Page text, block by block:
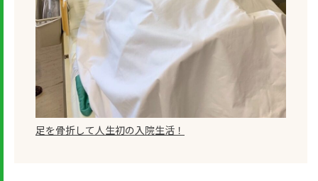
足を骨折して人生初の入院生活！